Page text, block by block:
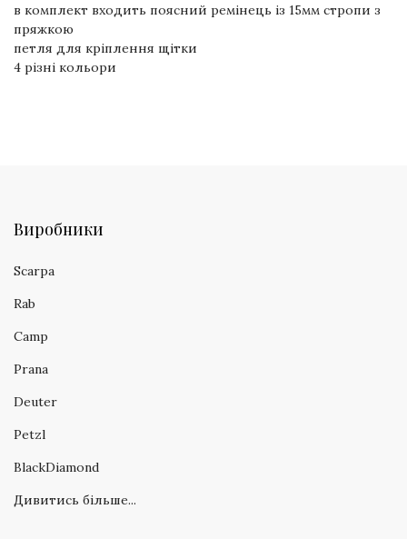
в комплект входить поясний ремінець із 15мм стропи з
пряжкою
петля для кріплення щітки
4 різні кольори
Виробники
Scarpa
Rab
Camp
Prana
Deuter
Petzl
BlackDiamond
Дивитись більше...